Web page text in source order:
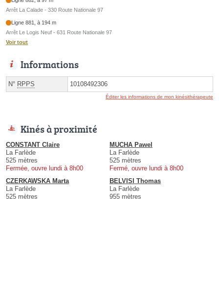
Arrêt La Calade - 330 Route Nationale 97
Ligne 881, à 194 m
Arrêt Le Logis Neuf - 631 Route Nationale 97
Voir tout
Informations
N° RPPS 10108492306
Éditer les informations de mon kinésithérapeute
Kinés à proximité
CONSTANT Claire
La Farlède
525 mètres
Fermée, ouvre lundi à 8h00
MUCHA Pawel
La Farlède
525 mètres
Fermé, ouvre lundi à 8h00
CZERKAWSKA Marta
La Farlède
525 mètres
BELVISI Thomas
La Farlède
955 mètres